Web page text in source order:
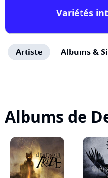
Variétés
Artiste Albums &
Albums de